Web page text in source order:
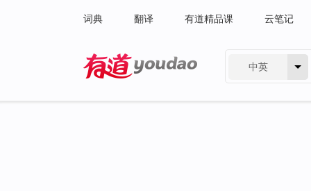
词典 翻译 有道精品课 云笔记
中英